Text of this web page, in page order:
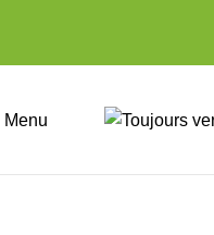
Menu